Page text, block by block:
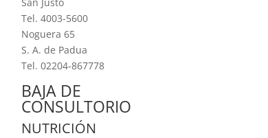
Tel. 4003-5600
Noguera 65
S. A. de Padua
Tel. 02204-867778
BAJA DE
CONSULTORIO
NUTRICIÓN